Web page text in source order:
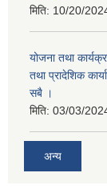
मिति: 10/20/
योजना तथा
तथा प्रादेशिक
सबै ।
मिति: 03/03/
अन्य